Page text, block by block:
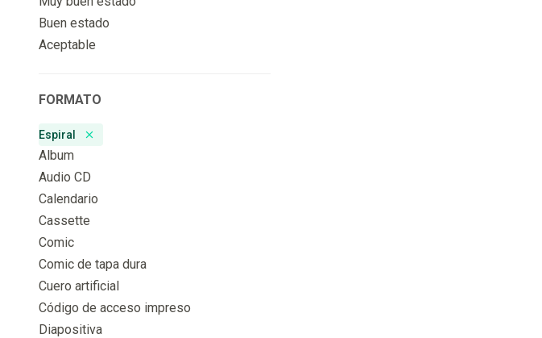
Buen estado
Aceptable
FORMATO
Espiral
Remove badge
Album
Audio CD
Calendario
Cassette
Comic
Comic de tapa dura
Cuero artificial
Código de acceso impreso
Diapositiva